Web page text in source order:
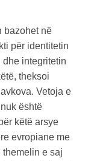
bazohet në
për identitetin
dhe integritetin
theksoi
Vetoja e
është
këtë arsye
evropiane me
themelin e saj